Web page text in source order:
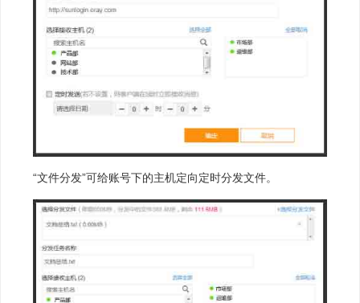
“文件分发”可给账号下的主机定向定时分发文件。